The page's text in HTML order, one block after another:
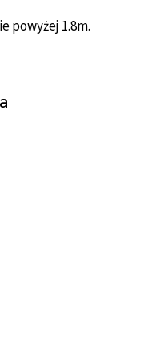
powyżej 1.8m.